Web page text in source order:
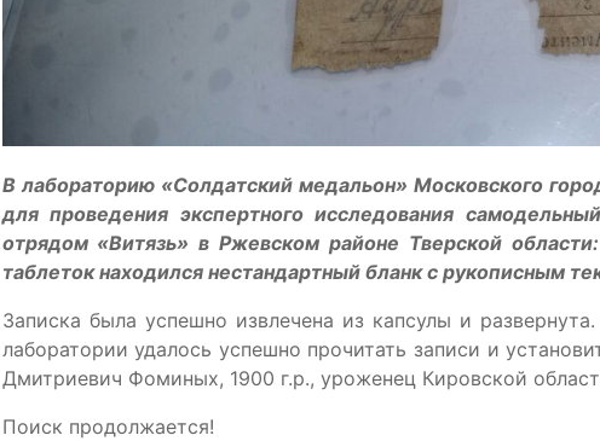
В лабораторию «Солдатский медальон» Московского
для проведения экспертного исследования
отрядом «Витязь» в Ржевском районе Тверской
таблеток находился нестандартный бланк с рукописным
Записка была успешно извлечена из капсулы и
лаборатории удалось успешно прочитать записи и
Дмитриевич Фоминых, 1900 г.р., уроженец Кировской
Поиск продолжается!